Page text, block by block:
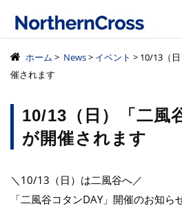
ホーム > News> イベント > 10/13（
催されます
10/13（日）「二風
が開催されます
＼10/13（日）は二風谷へ／
「二風谷コタンDAY」開催のお知ら